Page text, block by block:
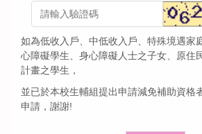
如為低收入戶、中低收入戶、特殊境遇家
心障礙學生、身心障礙人士之子女、原住
計畫之學生，
並已於本校生輔組提出申請減免補助資格
申請，謝謝!